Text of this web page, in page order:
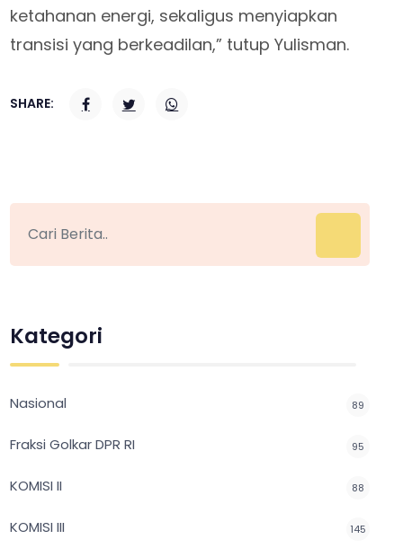
ketahanan energi, sekaligus menyiapkan
transisi yang berkeadilan,” tutup Yulisman.
SHARE:
Kategori
Nasional 89
Fraksi Golkar DPR RI 95
KOMISI II 88
KOMISI III 145